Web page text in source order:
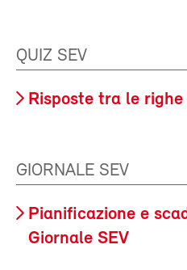
QUIZ SEV
Risposte tra le righe
GIORNALE SEV
Pianificazione e
Giornale SEV